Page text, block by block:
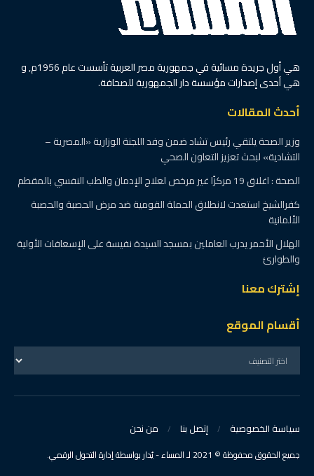
هي أول جريدة مسائية في جمهورية مصر العربية تأسست عام 1956م, و
هي أحدى إصدارات مؤسسة دار الجمهورية للصحافة.
أحدث المقالات
وزير الصحة يلتقي رئيس تشاد ضمن وفد اللجنة الوزارية «المصرية –
التشادية» لبحث تعزيز التعاون الصحي
الصحة : اغلاق 19 مركزًا غير مرخص لعلاج الإدمان والطب النفسي بالمقطم
كفرالشيخ استعدت لانطلاق الحملة القومية ضد مرض الحصبة والحصبة
الألمانية
الهلال الأحمر يدرب العاملين بمسجد السيدة نفيسة على الإسعافات الأولية
والطوارئ
إشترك معنا
أقسام الموقع
سياسة الخصوصية إتصل بنا من نحن
جميع الحقوق محفوظة © 2021 لـ المساء - يُدار بواسطة إدارة التحول الرقمي.